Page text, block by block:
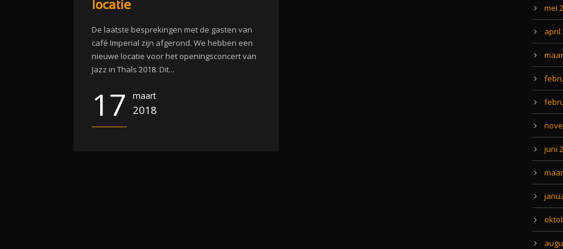
locatie
De laatste besprekingen met de gasten van
café Imperial zijn afgerond. We hebben een
nieuwe locatie voor het openingsconcert van
Jazz in Thals 2018. Dit...
17 maart
2018
mei
april
juni